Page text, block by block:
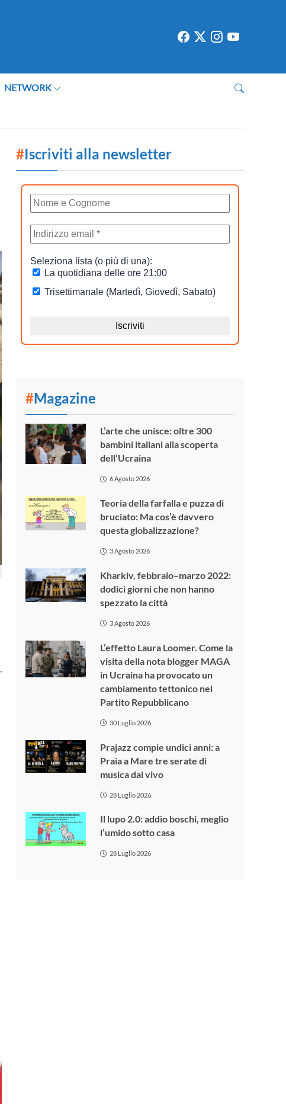
NETWORK
#Iscriviti alla newsletter
#Magazine
L’arte che unisce: oltre 300
bambini italiani alla scoperta
dell’Ucraina
6 Agosto 2026
Teoria della farfalla e puzza di
bruciato: Ma cos’è davvero
questa globalizzazione?
3 Agosto 2026
Kharkiv, febbraio–marzo 2022:
dodici giorni che non hanno
spezzato la città
3 Agosto 2026
L’effetto Laura Loomer. Come la
visita della nota blogger MAGA
in Ucraina ha provocato un
cambiamento tettonico nel
Partito Repubblicano
30 Luglio 2026
Prajazz compie undici anni: a
Praia a Mare tre serate di
musica dal vivo
28 Luglio 2026
Il lupo 2.0: addio boschi, meglio
l’umido sotto casa
28 Luglio 2026